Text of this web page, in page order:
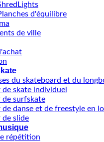
d'équilibre
de ville
du skateboard et du
skate individuel
de surfskate
danse et de freestyle en
slide
répétition